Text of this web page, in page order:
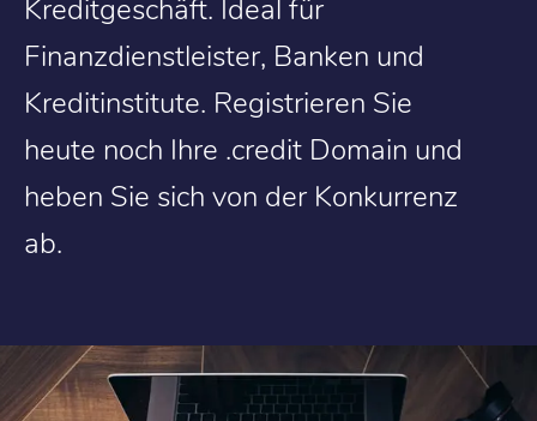
Finanzdienstleister, Banken und
Kreditinstitute. Registrieren Sie
heute noch Ihre .credit Domain und
heben Sie sich von der Konkurrenz
ab.